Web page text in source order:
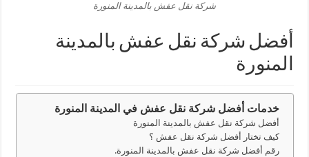
شركة نقل عفش بالمدينة المنورة
أفضل شركة نقل عفش بالمدينة
المنورة
خدمات أفضل شركة نقل عفش في المدينة المنورة
أفضل شركة نقل عفش بالمدينة المنورة
كيف تختار أفضل شركة نقل عفش ؟
رقم أفضل شركة نقل عفش بالمدينة المنورة.